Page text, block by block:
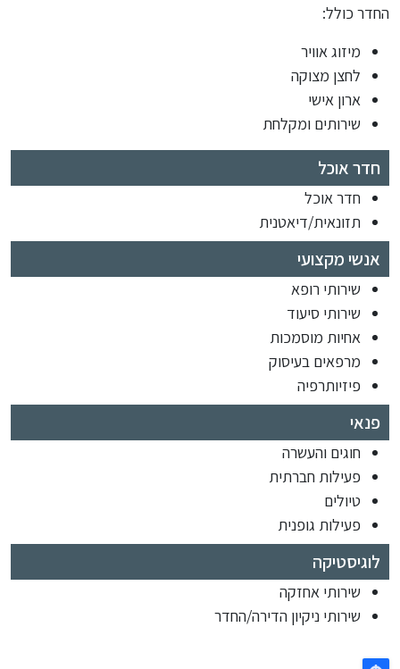
החדר כולל:
מיזוג אוויר
לחצן מצוקה
ארון אישי
שירותים ומקלחת
חדר אוכל
חדר אוכל
תזונאית/דיאטנית
אנשי מקצועי
שירותי רופא
שירותי סיעוד
אחיות מוסמכות
מרפאים בעיסוק
פיזיותרפיה
פנאי
חוגים והעשרה
פעילות חברתית
טיולים
פעילות גופנית
לוגיסטיקה
שירותי אחזקה
שירותי ניקיון הדירה/החדר